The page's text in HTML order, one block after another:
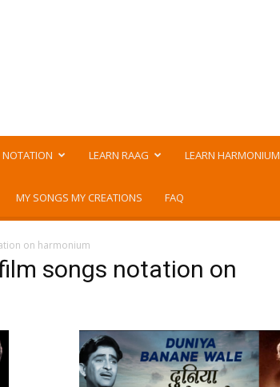
LEARN RAAG LEARN HARMONIUM
MY SONGS MY CREATIONS FAQ
on harmonium
songs notation on